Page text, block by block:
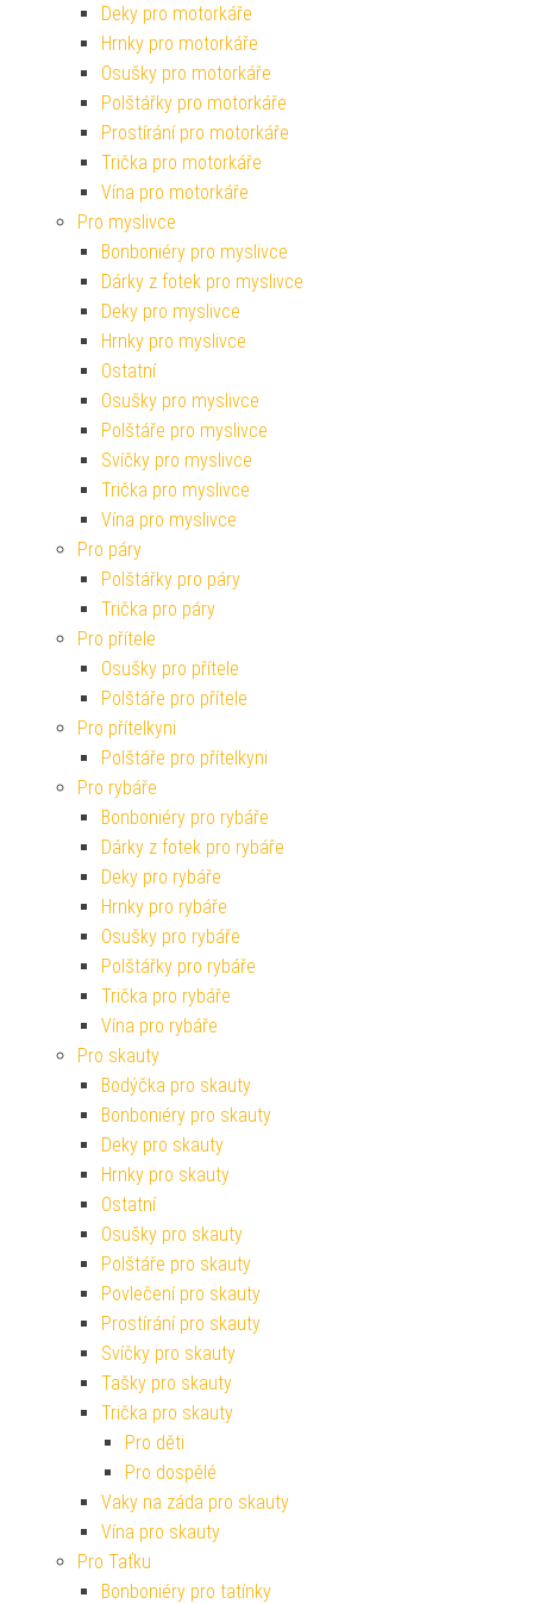
Deky pro motorkáře
Hrnky pro motorkáře
Osušky pro motorkáře
Polštářky pro motorkáře
Prostírání pro motorkáře
Trička pro motorkáře
Vína pro motorkáře
Pro myslivce
Bonboniéry pro myslivce
Dárky z fotek pro myslivce
Deky pro myslivce
Hrnky pro myslivce
Ostatní
Osušky pro myslivce
Polštáře pro myslivce
Svíčky pro myslivce
Trička pro myslivce
Vína pro myslivce
Pro páry
Polštářky pro páry
Trička pro páry
Pro přítele
Osušky pro přítele
Polštáře pro přítele
Pro přítelkyni
Polštáře pro přítelkyni
Pro rybáře
Bonboniéry pro rybáře
Dárky z fotek pro rybáře
Deky pro rybáře
Hrnky pro rybáře
Osušky pro rybáře
Polštářky pro rybáře
Trička pro rybáře
Vína pro rybáře
Pro skauty
Bodýčka pro skauty
Bonboniéry pro skauty
Deky pro skauty
Hrnky pro skauty
Ostatní
Osušky pro skauty
Polštáře pro skauty
Povlečení pro skauty
Prostírání pro skauty
Svíčky pro skauty
Tašky pro skauty
Trička pro skauty
Pro děti
Pro dospělé
Vaky na záda pro skauty
Vína pro skauty
Pro Taťku
Bonboniéry pro tatínky